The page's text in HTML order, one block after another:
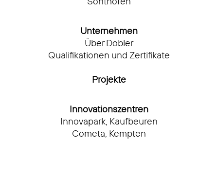
Unternehmen
Über Dobler
Qualifikationen und Zertifikate
Projekte
Innovationszentren
Innovapark, Kaufbeuren
Cometa, Kempten